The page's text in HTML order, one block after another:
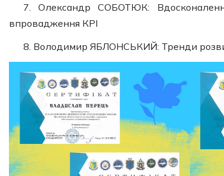
7. Олександр СОБОТЮК:
впровадження КРІ
8. Володимир ЯБЛОНСЬКИЙ: Тренди